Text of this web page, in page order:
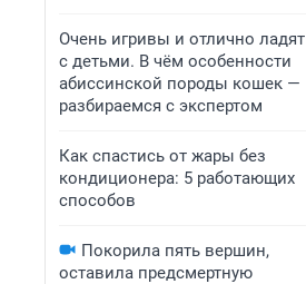
Очень игривы и отлично ладят
с детьми. В чём особенности
абиссинской породы кошек —
разбираемся с экспертом
Как спастись от жары без
кондиционера: 5 работающих
способов
Покорила пять вершин,
оставила предсмертную